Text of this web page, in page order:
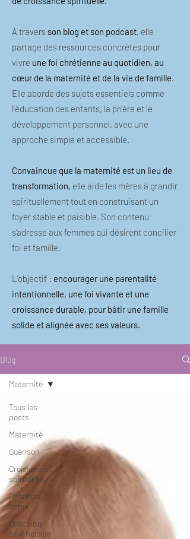
À travers son blog et son podcast, elle
partage des ressources concrètes pour
vivre une foi chrétienne au quotidien, au
cœur de la maternité et de la vie de famille.
Elle aborde des sujets essentiels comme
l’éducation des enfants, la prière et le
développement personnel, avec une
approche simple et accessible.
Convaincue que la maternité est un lieu de
transformation, elle aide les mères à grandir
spirituellement tout en construisant un
foyer stable et paisible. Son contenu
s’adresse aux femmes qui désirent concilier
foi et famille.
L’objectif : encourager une parentalité
intentionnelle, une foi vivante et une
croissance durable, pour bâtir une famille
solide et alignée avec ses valeurs.
Blog
Tous les
posts
Maternité
Guérison
Croissance
spirituelle
Destinée,
appel
Coaching,
psychologie
Maternité